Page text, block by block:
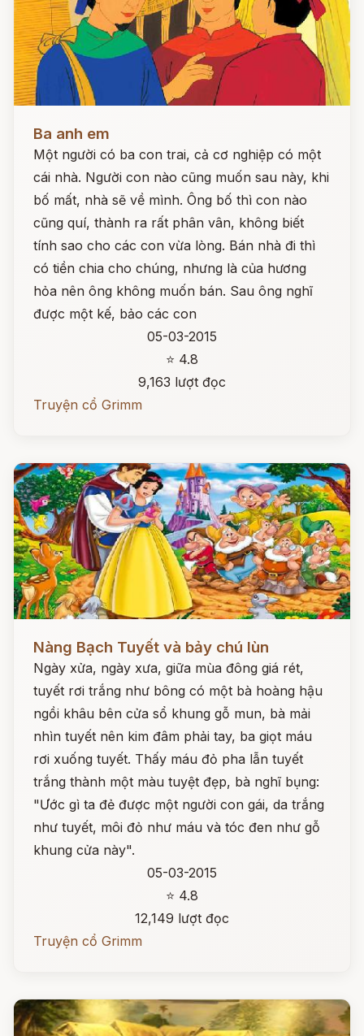
Ba anh em
Một người có ba con trai, cả cơ nghiệp có một
cái nhà. Người con nào cũng muốn sau này, khi
bố mất, nhà sẽ về mình. Ông bố thì con nào
cũng quí, thành ra rất phân vân, không biết
tính sao cho các con vừa lòng. Bán nhà đi thì
có tiền chia cho chúng, nhưng là của hương
hỏa nên ông không muốn bán. Sau ông nghĩ
được một kế, bảo các con
05-03-2015
⭐ 4.8
9,163 lượt đọc
Truyện cổ Grimm
Nàng Bạch Tuyết và bảy chú lùn
Ngày xửa, ngày xưa, giữa mùa đông giá rét,
tuyết rơi trắng như bông có một bà hoàng hậu
ngồi khâu bên cửa sổ khung gỗ mun, bà mải
nhìn tuyết nên kim đâm phải tay, ba giọt máu
rơi xuống tuyết. Thấy máu đỏ pha lẫn tuyết
trắng thành một màu tuyệt đẹp, bà nghĩ bụng:
"Ước gì ta đẻ được một người con gái, da trắng
như tuyết, môi đỏ như máu và tóc đen như gỗ
khung cửa này".
05-03-2015
⭐ 4.8
12,149 lượt đọc
Truyện cổ Grimm